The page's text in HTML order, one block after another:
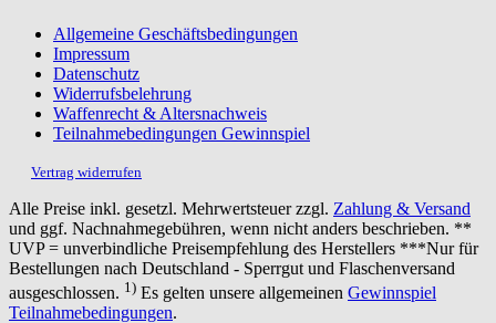
Allgemeine Geschäftsbedingungen
Impressum
Datenschutz
Widerrufsbelehrung
Waffenrecht & Altersnachweis
Teilnahmebedingungen Gewinnspiel
Vertrag widerrufen
Alle Preise inkl. gesetzl. Mehrwertsteuer zzgl. Zahlung & Versand
und ggf. Nachnahmegebühren, wenn nicht anders beschrieben. **
UVP = unverbindliche Preisempfehlung des Herstellers ***Nur für
Bestellungen nach Deutschland - Sperrgut und Flaschenversand
ausgeschlossen. 1) Es gelten unsere allgemeinen Gewinnspiel
Teilnahmebedingungen.